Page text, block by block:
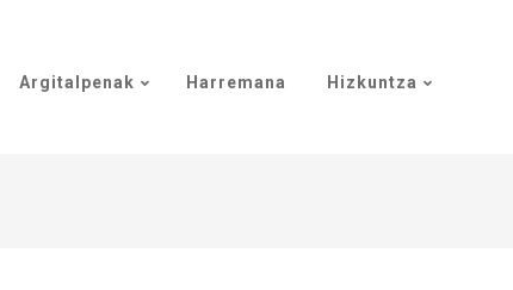
Argitalpenak Harremana Hizkuntza